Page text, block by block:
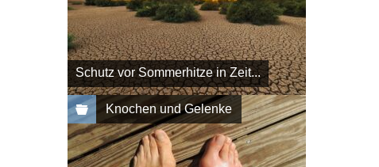
Schutz vor Sommerhitze in Zeit...
Knochen und Gelenke